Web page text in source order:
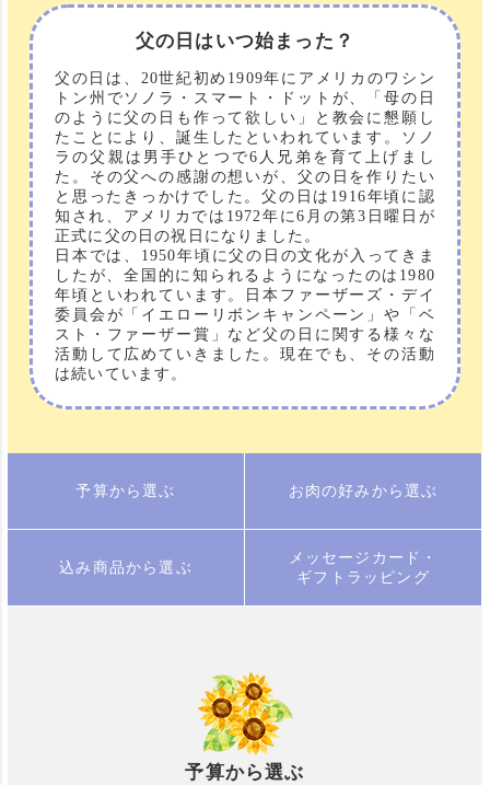
父の日はいつ始まった？
父の日は、20世紀初め1909年にアメリカのワシン
トン州でソノラ・スマート・ドットが、「母の日
のように父の日も作って欲しい」と教会に懇願し
たことにより、誕生したといわれています。ソノ
ラの父親は男手ひとつで6人兄弟を育て上げまし
た。その父への感謝の想いが、父の日を作りたい
と思ったきっかけでした。父の日は1916年頃に認
知され、アメリカでは1972年に6月の第3日曜日が
正式に父の日の祝日になりました。
日本では、1950年頃に父の日の文化が入ってきま
したが、全国的に知られるようになったのは1980
年頃といわれています。日本ファーザーズ・デイ
委員会が「イエローリボンキャンペーン」や「ベ
スト・ファーザー賞」など父の日に関する様々な
活動して広めていきました。現在でも、その活動
は続いています。
予算から選ぶ お肉の好みから選ぶ
込み商品から選ぶ
メッセージカード・
ギフトラッピング
予算から選ぶ